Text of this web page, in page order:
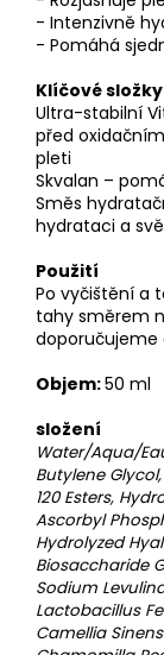
- Intenzivně
- Pomáhá
Klíčové složky
Ultra-stabilní
před
pleti
Skvalan –
Směs
hydrataci a
Použití
Po vyčištění a
tahy směrem
doporučujeme
Objem:50 ml
složení
Water/Aqua/
Butylene
120 Esters,
Ascorbyl
Hydrolyzed
Biosaccharide
Sodium
Lactobacillus
Camellia